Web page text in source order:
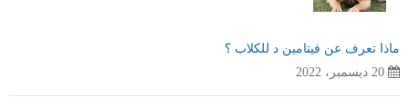
ماذا تعرف عن فيتامين د للكلاب ؟
20 ديسمبر، 2022